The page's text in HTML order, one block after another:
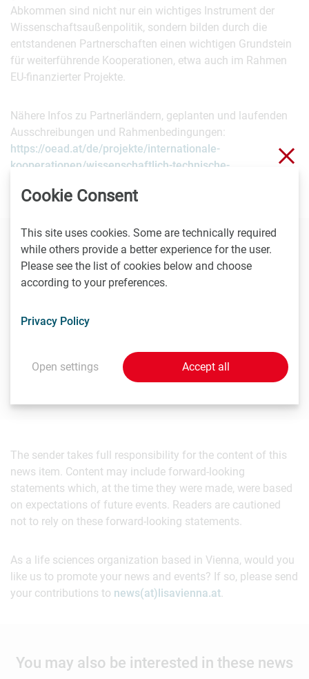
Abkommen sind nicht nur ein wichtiges Instrument der
Wissenschaftsaußenpolitik, sondern bilden durch die
entstandenen Partnerschaften einen wichtigen Grundstein
für weiterführende Kooperationen, etwa auch im Rahmen
EU-finanzierter Projekte.
Nähere Infos zu Partnerländern, geplanten und laufenden
Ausschreibungen und Rahmenbedingungen:
https://oead.at/de/projekte/internationale-
kooperationen/wissenschaftlich-technische-
Contact
Bundesministerium für Bildung, Wissenschaft und
Forschung, Pressesprecherin
annette.weber@bmwfw.gv.at
The sender takes full responsibility for the content of this
news item. Content may include forward-looking
statements which, at the time they were made, were based
on expectations of future events. Readers are cautioned
not to rely on these forward-looking statements.
As a life sciences organization based in Vienna, would you
like us to promote your news and events? If so, please send
your contributions to news(at)lisavienna.at.
You may also be interested in these news
Cookie Consent
This site uses cookies. Some are technically required
while others provide a better experience for the user.
Please see the list of cookies below and choose
according to your preferences.
Privacy Policy
Open settings Accept all